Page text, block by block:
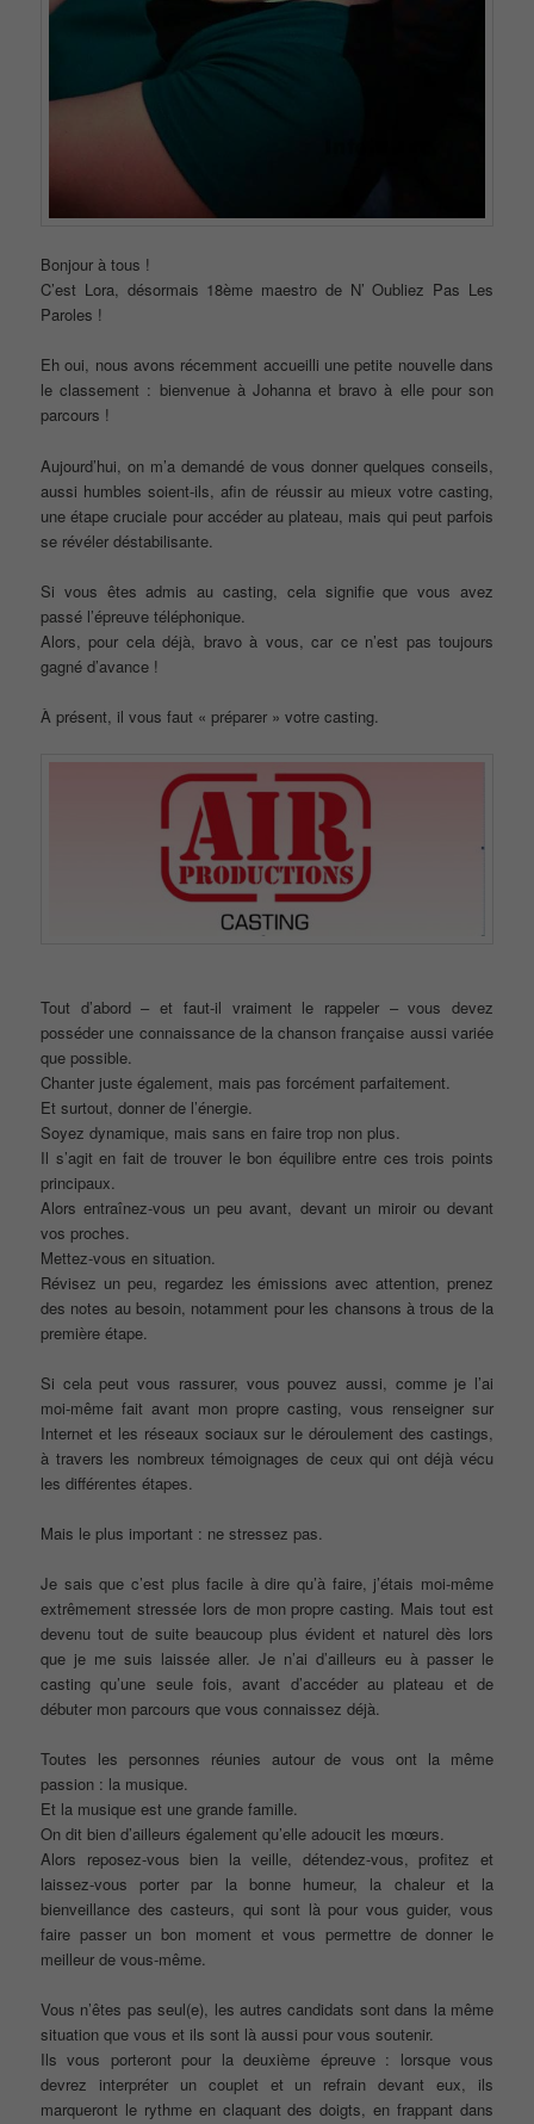
Bonjour à tous !
C’est Lora, désormais 18ème maestro de N’ Oubliez Pas Les
Paroles !
Eh oui, nous avons récemment accueilli une petite nouvelle dans
le classement : bienvenue à Johanna et bravo à elle pour son
parcours !
Aujourd’hui, on m’a demandé de vous donner quelques conseils,
aussi humbles soient-ils, afin de réussir au mieux votre casting,
une étape cruciale pour accéder au plateau, mais qui peut parfois
se révéler déstabilisante.
Si vous êtes admis au casting, cela signifie que vous avez
passé l’épreuve téléphonique.
Alors, pour cela déjà, bravo à vous, car ce n’est pas toujours
gagné d’avance !
À présent, il vous faut « préparer » votre casting.
Tout d’abord – et faut-il vraiment le rappeler – vous devez
posséder une connaissance de la chanson française aussi variée
que possible.
Chanter juste également, mais pas forcément parfaitement.
Et surtout, donner de l’énergie.
Soyez dynamique, mais sans en faire trop non plus.
Il s’agit en fait de trouver le bon équilibre entre ces trois points
principaux.
Alors entraînez-vous un peu avant, devant un miroir ou devant
vos proches.
Mettez-vous en situation.
Révisez un peu, regardez les émissions avec attention, prenez
des notes au besoin, notamment pour les chansons à trous de la
première étape.
Si cela peut vous rassurer, vous pouvez aussi, comme je l’ai
moi-même fait avant mon propre casting, vous renseigner sur
Internet et les réseaux sociaux sur le déroulement des castings,
à travers les nombreux témoignages de ceux qui ont déjà vécu
les différentes étapes.
Mais le plus important : ne stressez pas.
Je sais que c’est plus facile à dire qu’à faire, j’étais moi-même
extrêmement stressée lors de mon propre casting. Mais tout est
devenu tout de suite beaucoup plus évident et naturel dès lors
que je me suis laissée aller. Je n’ai d’ailleurs eu à passer le
casting qu’une seule fois, avant d’accéder au plateau et de
débuter mon parcours que vous connaissez déjà.
Toutes les personnes réunies autour de vous ont la même
passion : la musique.
Et la musique est une grande famille.
On dit bien d’ailleurs également qu’elle adoucit les mœurs.
Alors reposez-vous bien la veille, détendez-vous, profitez et
laissez-vous porter par la bonne humeur, la chaleur et la
bienveillance des casteurs, qui sont là pour vous guider, vous
faire passer un bon moment et vous permettre de donner le
meilleur de vous-même.
Vous n’êtes pas seul(e), les autres candidats sont dans la même
situation que vous et ils sont là aussi pour vous soutenir.
Ils vous porteront pour la deuxième épreuve : lorsque vous
devrez interpréter un couplet et un refrain devant eux, ils
marqueront le rythme en claquant des doigts, en frappant dans